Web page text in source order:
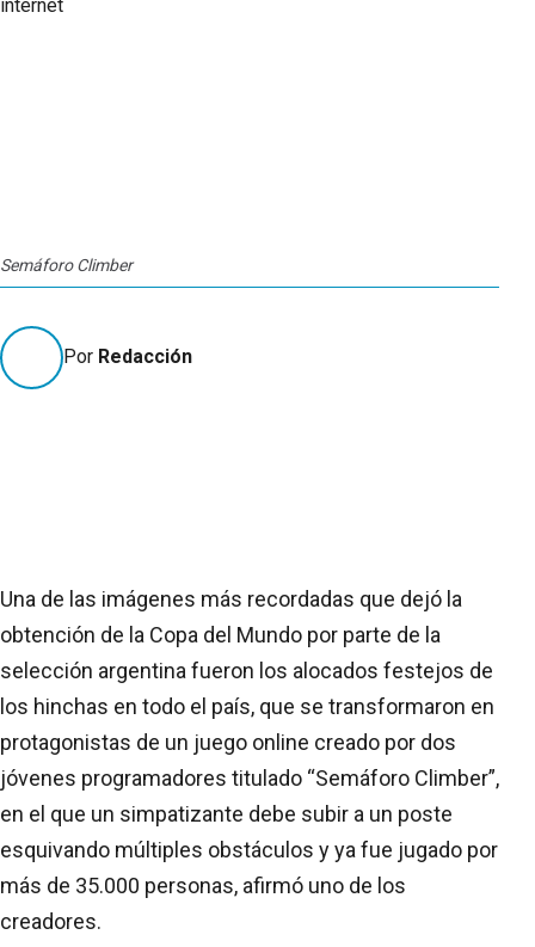
Semáforo Climber
Por Redacción
Una de las imágenes más recordadas que dejó la
obtención de la Copa del Mundo por parte de la
selección argentina fueron los alocados festejos de
los hinchas en todo el país, que se transformaron en
protagonistas de un juego online creado por dos
jóvenes programadores titulado “Semáforo Climber”,
en el que un simpatizante debe subir a un poste
esquivando múltiples obstáculos y ya fue jugado por
más de 35.000 personas, afirmó uno de los
creadores.